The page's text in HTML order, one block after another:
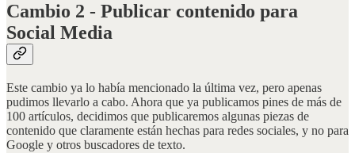
Cambio 2 - Publicar contenido para
Social Media
Este cambio ya lo había mencionado la última vez, pero apenas
pudimos llevarlo a cabo. Ahora que ya publicamos pines de más de
100 artículos, decidimos que publicaremos algunas piezas de
contenido que claramente están hechas para redes sociales, y no para
Google y otros buscadores de texto.